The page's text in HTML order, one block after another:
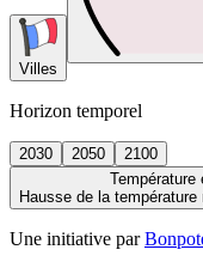
Villes
Horizon temporel
2030 2050
2100
Température
Hausse de la
Une initiative par